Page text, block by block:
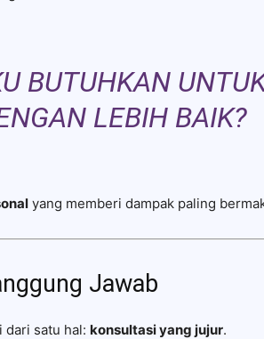
BUTUHKAN
LEBIH BAIK?
yang memberi dampak paling
Jawab
dari satu hal: konsultasi yang jujur.